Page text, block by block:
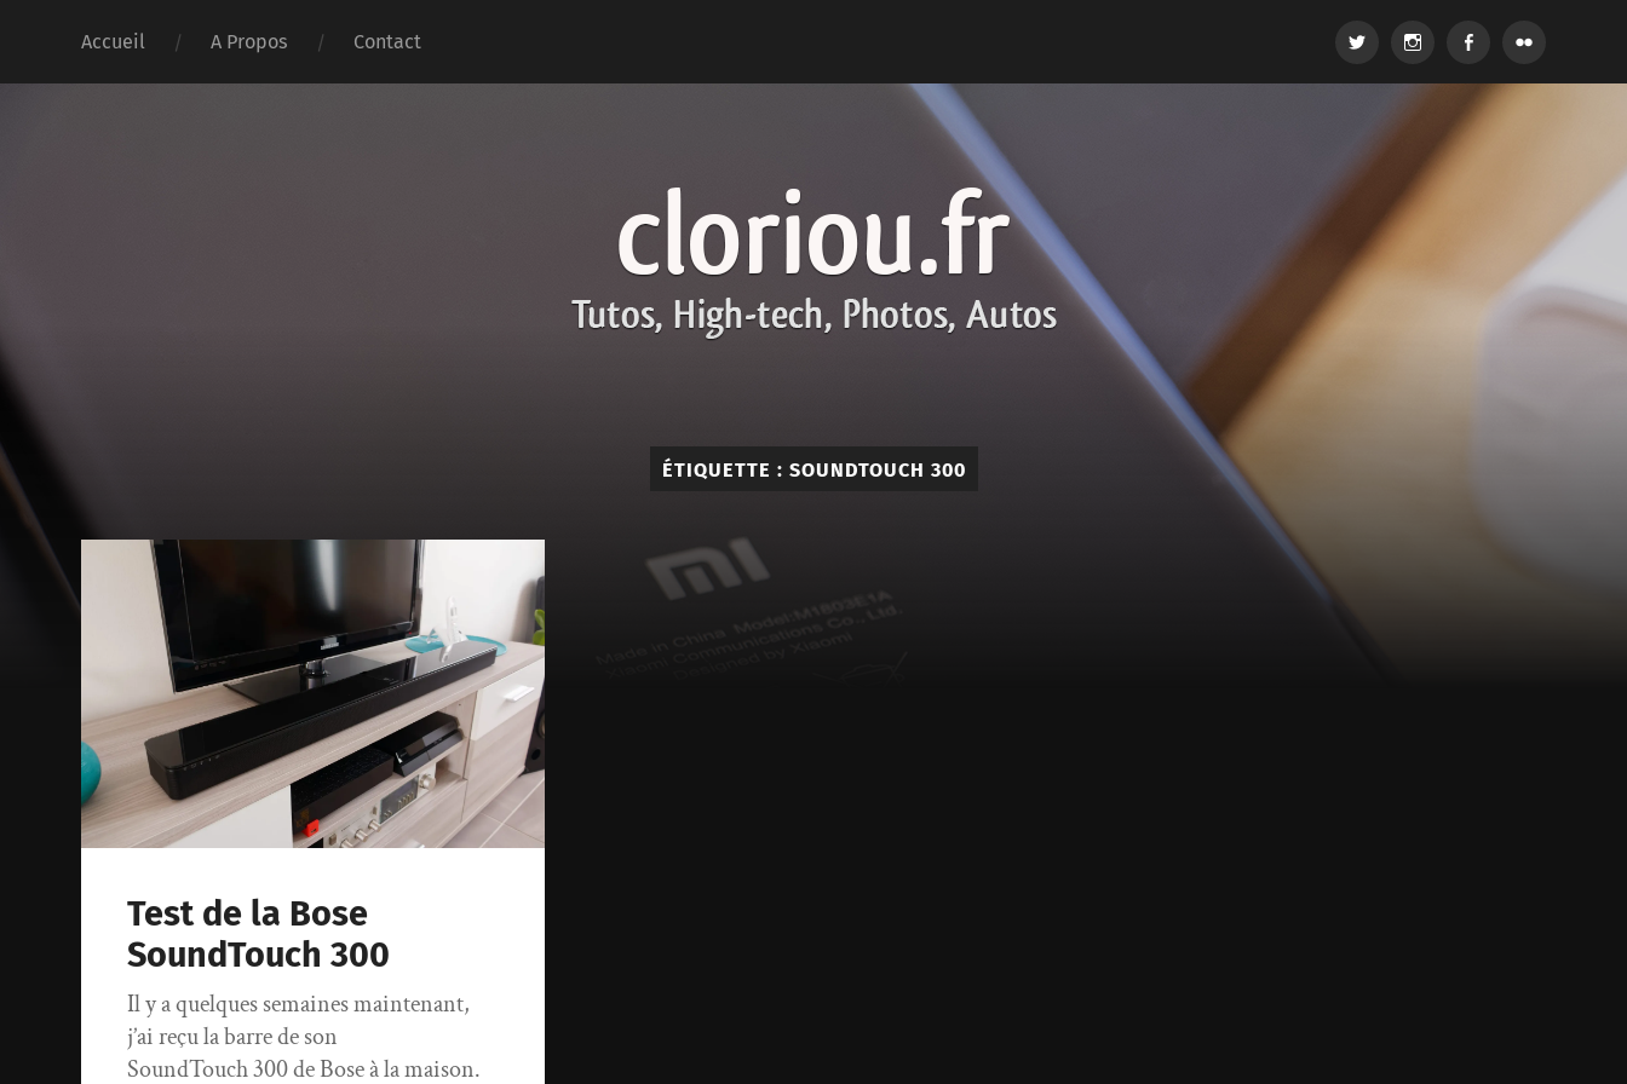
Accueil A Propos Contact Twitter InstagramFacebook
ÉTIQUETTE : SOUNDTOUCH 300
Test de la Bose
SoundTouch 300
Il y a quelques semaines maintenant,
j’ai reçu la barre de son
SoundTouch 300 de Bose à la maison.